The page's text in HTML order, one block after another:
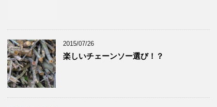
2015/07/26
楽しいチェーンソー選び！？